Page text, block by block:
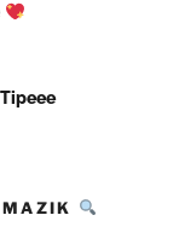
MAZIK